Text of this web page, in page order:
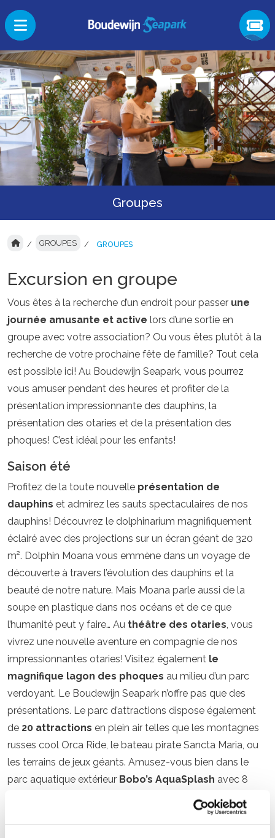
Groupes
GROUPES GROUPES
Excursion en groupe
Vous êtes à la recherche d’un endroit pour passer une
journée amusante et active lors d’une sortie en
groupe avec votre association? Ou vous êtes plutôt à la
recherche de votre prochaine fête de famille? Tout cela
est possible ici! Au Boudewijn Seapark, vous pourrez
vous amuser pendant des heures et profiter de la
présentation impressionnante des dauphins, la
présentation des otaries et de la présentation des
phoques! C’est idéal pour les enfants!
Saison été
Profitez de la toute nouvelle présentation de
dauphins et admirez les sauts spectaculaires de nos
dauphins! Découvrez le dolphinarium magnifiquement
éclairé avec des projections sur un écran géant de 320
m². Dolphin Moana vous emmène dans un voyage de
découverte à travers l’évolution des dauphins et la
beauté de notre nature. Mais Moana parle aussi de la
soupe en plastique dans nos océans et de ce que
l’humanité peut y faire… Au théâtre des otaries, vous
vivrez une nouvelle aventure en compagnie de nos
impressionnantes otaries! Visitez également le
magnifique lagon des phoques au milieu d’un parc
verdoyant. Le Boudewijn Seapark n’offre pas que des
présentations. Le parc d’attractions dispose également
de 20 attractions en plein air telles que les montagnes
russes cool Orca Ride, le bateau pirate Sancta Maria, ou
les terrains de jeux géants. Amusez-vous bien dans le
parc aquatique extérieur Bobo’s AquaSplash avec 8
l’aire de jeux couvertevous